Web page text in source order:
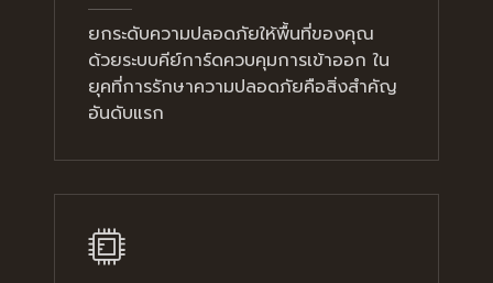
ยกระดับความปลอดภัยให้พื้นที่ของคุณ
ด้วยระบบคีย์การ์ดควบคุมการเข้าออก ใน
ยุคที่การรักษาความปลอดภัยคือสิ่งสำคัญ
อันดับแรก